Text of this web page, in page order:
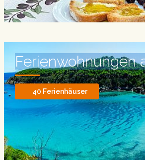
Ferienwohnungen
40 Ferienhäuser